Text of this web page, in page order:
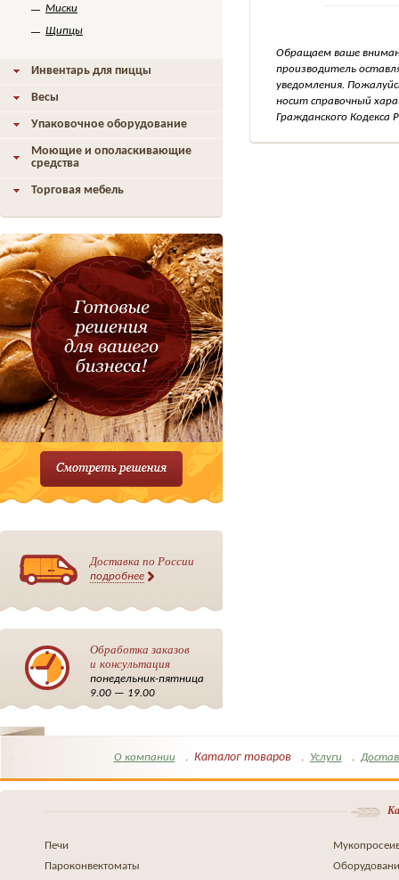
Обращаем ваше
производитель
уведомления.
носит справочный
Гражданского Кодекса
Миски
Щипцы
Инвентарь для пиццы
Весы
Упаковочное оборудование
Моющие и ополаскивающие
средства
Торговая мебель
Доставка по России
подробнее
Обработка заказов
и консультация
понедельник-пятница
9.00 — 19.00
О компании Каталог товаров Услуги
Печи
Пароконвектоматы